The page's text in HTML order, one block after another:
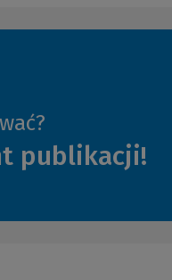
publikacji!